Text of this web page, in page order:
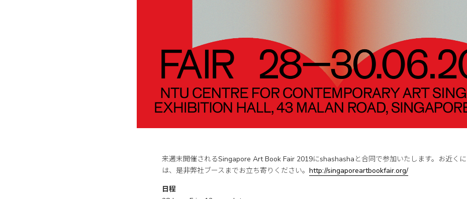
来週末開催されるSingapore Art Book Fair 2019にshashashaと合同で参加いたします。お近く
は、是非弊社ブースまでお立ち寄りください。 http://singaporeartbookfair.org/
日程